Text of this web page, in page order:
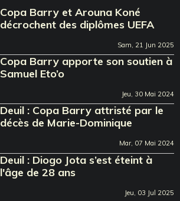
Copa Barry et Arouna Koné
décrochent des diplômes UEFA
Sam, 21 Jun 2025
Copa Barry apporte son soutien à
Samuel Eto’o
Jeu, 30 Mai 2024
Deuil : Copa Barry attristé par le
décès de Marie-Dominique
Mar, 07 Mai 2024
Deuil : Diogo Jota s’est éteint à
l'âge de 28 ans
Jeu, 03 Jul 2025